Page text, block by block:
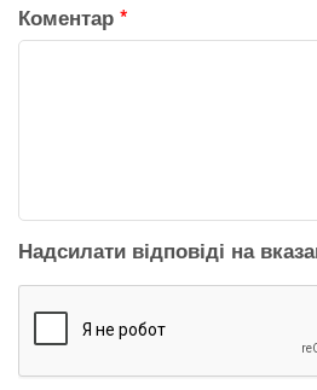
Коментар *
Надсилати відповіді на